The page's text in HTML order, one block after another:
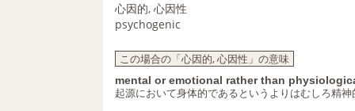
心因的, 心因性
psychogenic
この場合の「心因的, 心因性」の意味
mental or emotional rather than
起源において身体的であるというよりはむしろ精